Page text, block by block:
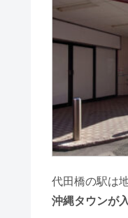
代田橋の駅は
沖縄タウンが